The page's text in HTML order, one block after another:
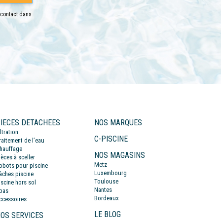
dans
DETACHEES
de l’eau
à sceller
pour piscine
piscine
hors sol
SERVICES
NOS MARQUES
C-PISCINE
NOS MAGASINS
Metz
Luxembourg
Toulouse
Nantes
Bordeaux
LE BLOG